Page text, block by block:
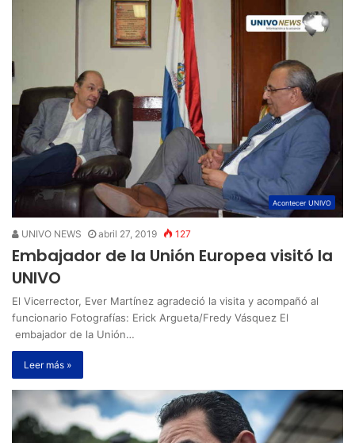
Acontecer UNIVO
UNIVO NEWS abril 27, 2019 127
Embajador de la Unión Europea visitó la
UNIVO
El Vicerrector, Ever Martínez agradeció la visita y acompañó al
funcionario Fotografías: Erick Argueta/Fredy Vásquez El
embajador de la Unión…
Leer más »